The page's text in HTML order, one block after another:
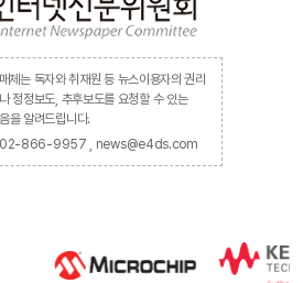
체는 독자와 취재원 등 뉴스이용자의 권리
정정보도, 추후보도를 요청할 수 있는
을 알려드립니다.
02-866-9957 , news@e4ds.com